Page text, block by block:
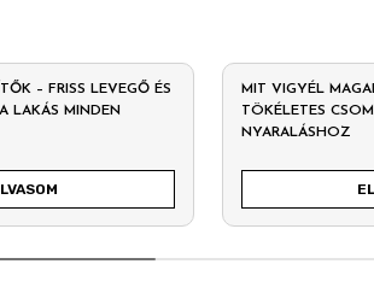
– FRISS LEVEGŐ ÉS
LAKÁS MINDEN
MIT VIGYÉL
TÖKÉLETES
NYARALÁSHOZ